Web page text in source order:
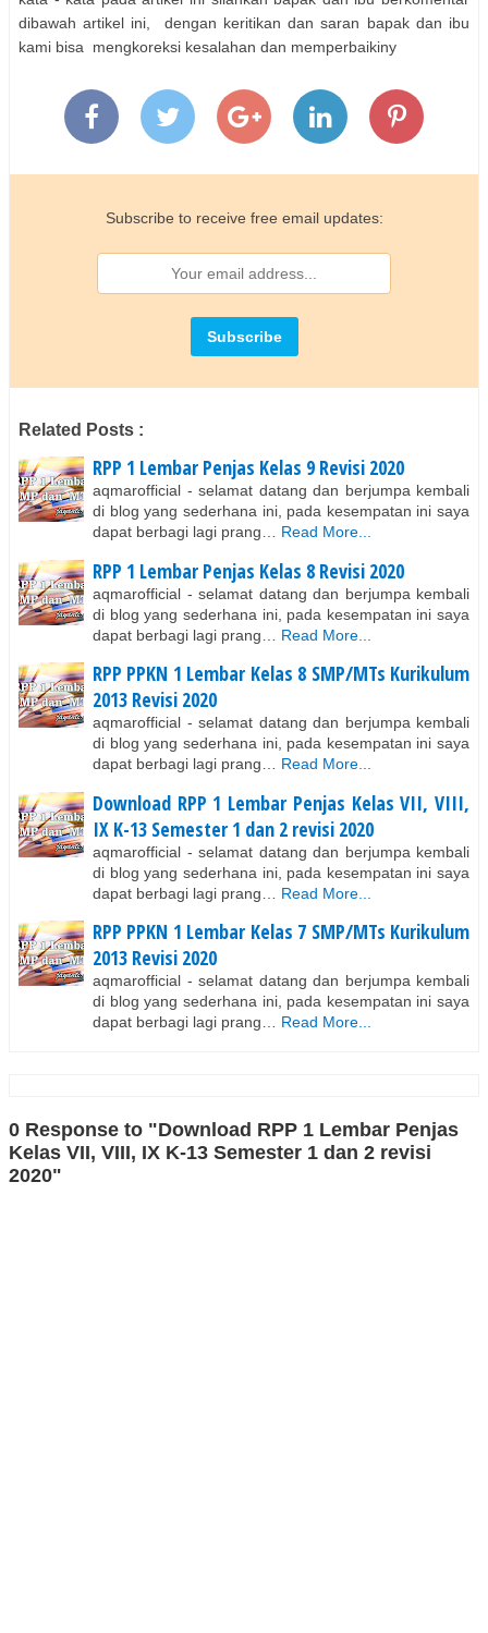
dibawah artikel ini, dengan keritikan dan saran bapak dan ibu
kami bisa mengkoreksi kesalahan dan memperbaikiny
Subscribe to receive free email updates:
Related Posts :
RPP 1 Lembar Penjas Kelas 9 Revisi 2020
aqmarofficial - selamat datang dan berjumpa kembali
di blog yang sederhana ini, pada kesempatan ini saya
dapat berbagi lagi prang…
Read More...
RPP 1 Lembar Penjas Kelas 8 Revisi 2020
aqmarofficial - selamat datang dan berjumpa kembali
di blog yang sederhana ini, pada kesempatan ini saya
dapat berbagi lagi prang…
Read More...
RPP PPKN 1 Lembar Kelas 8 SMP/MTs Kurikulum
2013 Revisi 2020
aqmarofficial - selamat datang dan berjumpa kembali
di blog yang sederhana ini, pada kesempatan ini saya
dapat berbagi lagi prang…
Read More...
Download RPP 1 Lembar Penjas Kelas VII, VIII,
IX K-13 Semester 1 dan 2 revisi 2020
aqmarofficial - selamat datang dan berjumpa kembali
di blog yang sederhana ini, pada kesempatan ini saya
dapat berbagi lagi prang…
Read More...
RPP PPKN 1 Lembar Kelas 7 SMP/MTs Kurikulum
2013 Revisi 2020
aqmarofficial - selamat datang dan berjumpa kembali
di blog yang sederhana ini, pada kesempatan ini saya
dapat berbagi lagi prang…
Read More...
0 Response to "Download RPP 1 Lembar Penjas
Kelas VII, VIII, IX K-13 Semester 1 dan 2 revisi
2020"